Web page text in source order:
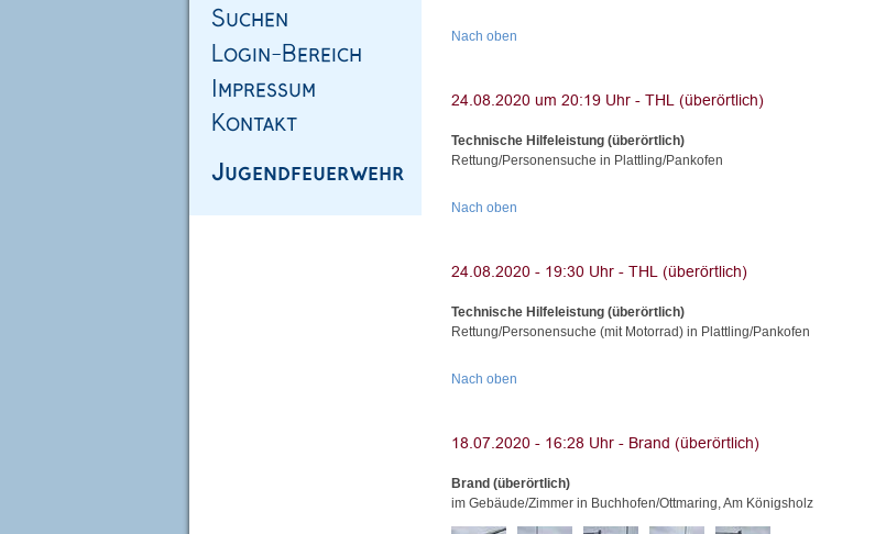
Nach oben
Technische Hilfeleistung (überörtlich)
Rettung/Personensuche in Plattling/Pankofen
Nach oben
Technische Hilfeleistung (überörtlich)
Rettung/Personensuche (mit Motorrad) in Plattling/Pankofen
Nach oben
Brand (überörtlich)
im Gebäude/Zimmer in Buchhofen/Ottmaring, Am Königsholz